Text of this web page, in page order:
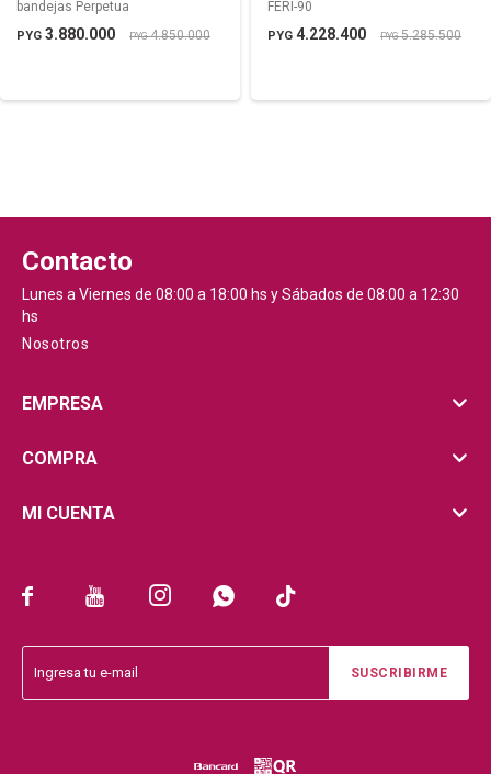
bandejas Perpetua
PYG 3.880.000 PYG4.850.000
FERI-90
PYG 4.228.400 PYG5.285.500
    
SUSCRIBIRME
Contacto
Lunes a Viernes de 08:00 a 18:00 hs y Sábados de 08:00 a 12:30
hs
Nosotros
EMPRESA
COMPRA
MI CUENTA